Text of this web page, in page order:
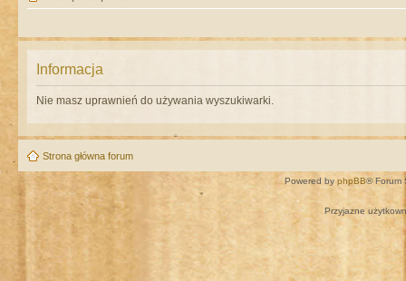
Informacja
Nie masz uprawnień do używania wyszukiwarki.
Strona główna forum
Powered by phpBB® Forum
Przyjazne